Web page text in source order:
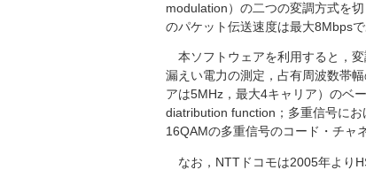
modulation）の二つの変調方式を
のパケット伝送速度は最大8Mbpsで
本ソフトウェアを利用すると，
漏えい電力の測定，占有周波数帯
アは5MHz，最大4キャリア）のベ
diatribution function；多重信号に
16QAMの多重信号のコード・チャ
なお，NTTドコモは2005年より